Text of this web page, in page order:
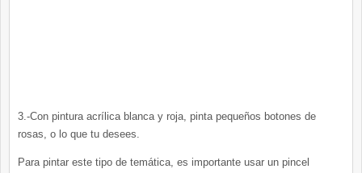
3.-Con pintura acrílica blanca y roja, pinta pequeños botones de
rosas, o lo que tu desees.
Para pintar este tipo de temática, es importante usar un pincel